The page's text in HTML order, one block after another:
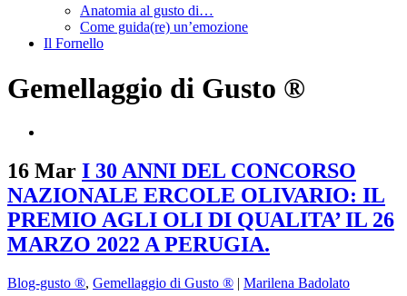
Anatomia al gusto di…
Come guida(re) un’emozione
Il Fornello
Gemellaggio di Gusto ®
16 Mar I 30 ANNI DEL CONCORSO
NAZIONALE ERCOLE OLIVARIO: IL
PREMIO AGLI OLI DI QUALITA’ IL 26
MARZO 2022 A PERUGIA.
Blog-gusto ®, Gemellaggio di Gusto ® | Marilena Badolato